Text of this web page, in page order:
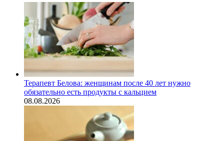
Терапевт Белова: женщинам после 40 лет нужно
обязательно есть продукты с кальцием
08.08.2026